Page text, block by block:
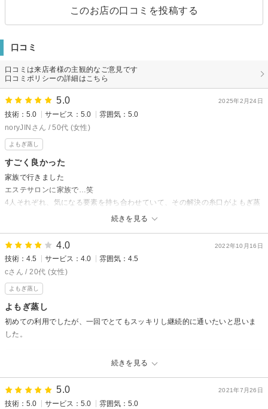
このお店の口コミを投稿する
口コミ
口コミは来店者様の主観的なご意見です
口コミポリシーの詳細はこちら
2025年2月24日
5.0
技術：5.0 サービス：5.0
雰囲気：5.0
noryJINさん / 50代 (女性)
よもぎ蒸し
すごく良かった
続きを見る
家族で行きました
エステサロンに家族で…笑
4人それぞれ、気になる要素を持ち合わせていて、その解決の糸口がよもぎ蒸
しにあると思ったので、お風呂に行くような軽い気持ちで伺いました
貸切にしていただいていたようで、何の気兼ねもなしに、リラックスして体
験できました
全員初めてでしたので、すごく助かりました
お店の雰囲気も癒し空間で、接客していただいた方も癒しの方でした
45分間のよもぎ蒸しと足湯、激しく汗をかく感じでもなかったですが、体が
軽くなって一日体が暖かかったように思います
他にも気になるメニューがありましたので、ぜひリピしたいです
駐車場もあり、便利でした
noryJIN様、先日はご家族でのご来店誠にありがとうございました！
よもぎ蒸しをリラックスしてご体験いただけたようで幸いです^ ^
定期的によもぎ蒸ししていただくことで身体が代謝を覚え、普段から冷え
にくくなっていきますので是非また通ってみてください^ ^
2022年10月16日
4.0
技術：4.5 サービス：4.0
雰囲気：4.5
cさん / 20代 (女性)
よもぎ蒸し
よもぎ蒸し
続きを見る
初めての利用でしたが、一回でとてもスッキリし継続的に通いたいと思いま
した。
よもぎ蒸しエステサロンyunからの返信
よもぎ蒸しでスッキリしていただけて嬉しいです^_^
よもぎ蒸しは定期的に通っていただけるとより効果的ですので是非続けて
2021年7月26日
5.0
技術：5.0 サービス：5.0
雰囲気：5.0